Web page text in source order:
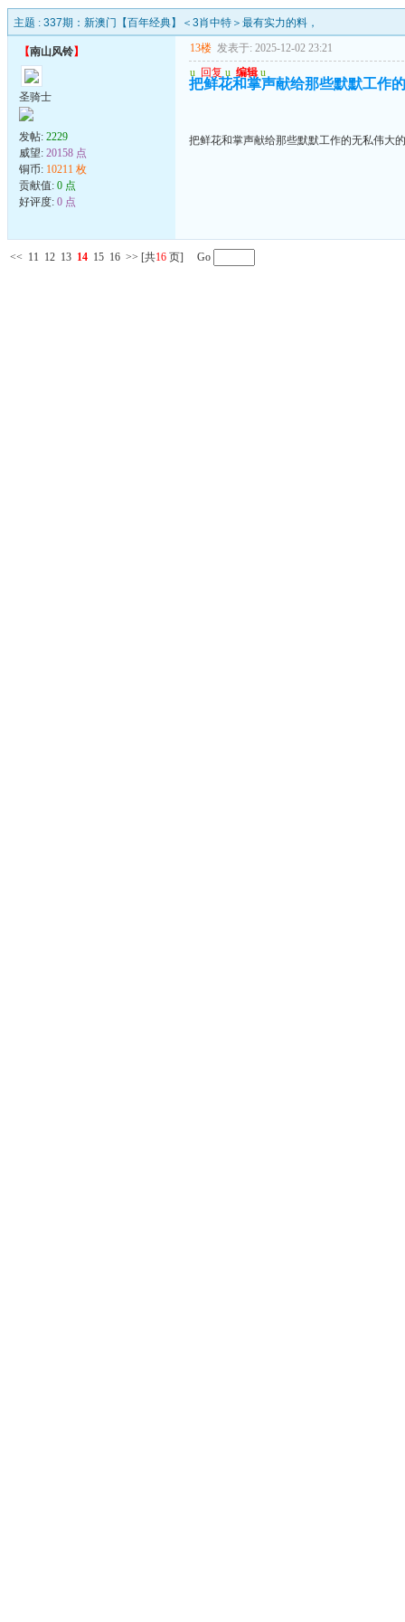
主题 : 337期：新澳门【百年经典】＜3肖中特＞最有实力的料，
【南山风铃】
圣骑士
发帖: 2229
威望: 20158 点
铜币: 10211 枚
贡献值: 0 点
好评度: 0 点
13楼 发表于: 2025-12-02 23:21
u 回复 u 编辑 u
把鲜花和掌声献给那些默默工作
把鲜花和掌声献给那些默默工作的无私伟大
<< 11 12 13 14 15 16 >> [共16 页] Go